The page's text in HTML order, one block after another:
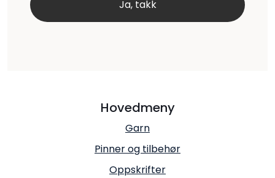
Hovedmeny
Garn
Pinner og tilbehør
Oppskrifter